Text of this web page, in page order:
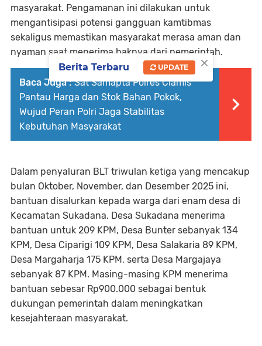
masyarakat. Pengamanan ini dilakukan untuk
mengantisipasi potensi gangguan kamtibmas
sekaligus memastikan masyarakat merasa aman dan
nyaman saat menerima haknya dari pemerintah.
Baca Juga : Sat Samapta Polres Ciamis
Pantau Harga dan Stok Bahan Pokok,
Wujud Peran Polri Jaga Stabilitas
Kebutuhan Masyarakat
Dalam penyaluran BLT triwulan ketiga yang mencakup
bulan Oktober, November, dan Desember 2025 ini,
bantuan disalurkan kepada warga dari enam desa di
Kecamatan Sukadana. Desa Sukadana menerima
bantuan untuk 209 KPM, Desa Bunter sebanyak 134
KPM, Desa Ciparigi 109 KPM, Desa Salakaria 89 KPM,
Desa Margaharja 175 KPM, serta Desa Margajaya
sebanyak 87 KPM. Masing-masing KPM menerima
bantuan sebesar Rp900.000 sebagai bentuk
dukungan pemerintah dalam meningkatkan
kesejahteraan masyarakat.
×
Berita Terbaru UPDATE